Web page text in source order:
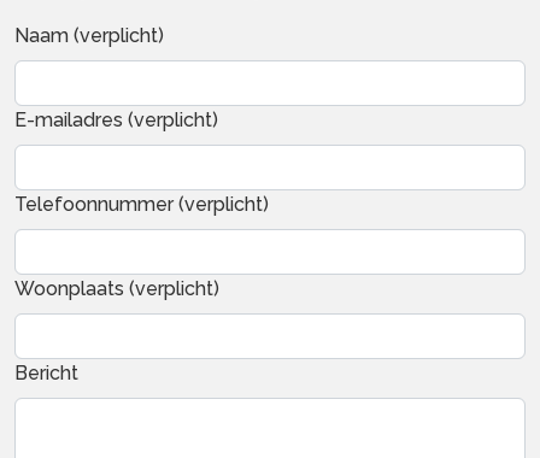
Naam (verplicht)
E-mailadres (verplicht)
Telefoonnummer (verplicht)
Woonplaats (verplicht)
Bericht